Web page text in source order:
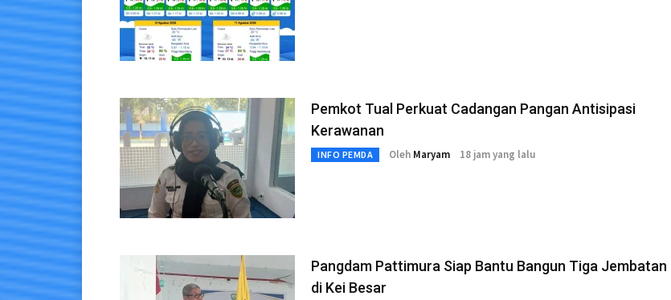
Pemkot Tual Perkuat Cadangan Pangan Antisipasi
Kerawanan
INFO PEMDA Oleh Maryam 18 jam yang lalu
Pangdam Pattimura Siap Bantu Bangun Tiga Jembatan
di Kei Besar